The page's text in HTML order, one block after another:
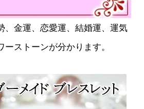
、金運、恋愛運、結婚運、運気
ストーンが分かります。